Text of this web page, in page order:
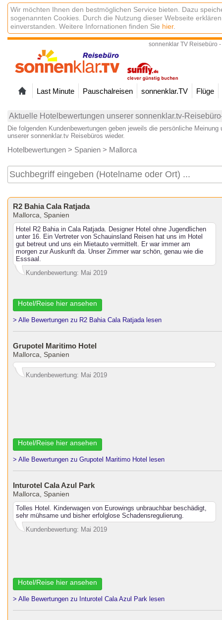
Wir möchten Ihnen den bestmöglichen Service bieten. Dazu
sogenannten Cookies. Durch die Nutzung dieser Webseite
einverstanden. Weitere Infornationen finden Sie hier.
sonnenklar TV Reisebüro
Last Minute Pauschalreisen sonnenklar.TV Flüge
Aktuelle Hotelbewertungen unserer sonnenklar.tv-
Die folgenden Kundenbewertungen geben jeweils die persönliche Meinung
unserer sonnenklar.tv Reisebüros wieder.
Hotelbewertungen > Spanien > Mallorca
R2 Bahia Cala Ratjada
Mallorca, Spanien
Hotel R2 Bahia in Cala Ratjada. Designer Hotel ohne Jugendlichen
unter 16. Ein Vertreter von Schauinsland Reisen hat uns im Hotel
gut betreut und uns ein Mietauto vermittelt. Er war immer am
morgen zur Auskunft da. Unser Zimmer war schön, genau wie die
Esssaal.
Kundenbewertung: Mai 2019
Hotel/Reise hier ansehen
> Alle Bewertungen zu R2 Bahia Cala Ratjada lesen
Grupotel Maritimo Hotel
Mallorca, Spanien
Kundenbewertung: Mai 2019
Hotel/Reise hier ansehen
> Alle Bewertungen zu Grupotel Maritimo Hotel lesen
Inturotel Cala Azul Park
Mallorca, Spanien
Tolles Hotel. Kinderwagen von Eurowings unbrauchbar beschädigt,
sehr mühsame und bisher erfolglose Schadensregulierung.
Kundenbewertung: Mai 2019
Hotel/Reise hier ansehen
> Alle Bewertungen zu Inturotel Cala Azul Park lesen